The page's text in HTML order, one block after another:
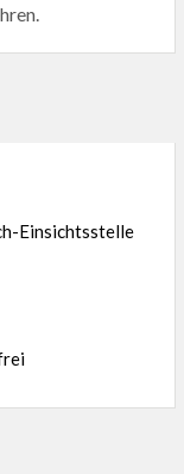
Einsichtsstelle